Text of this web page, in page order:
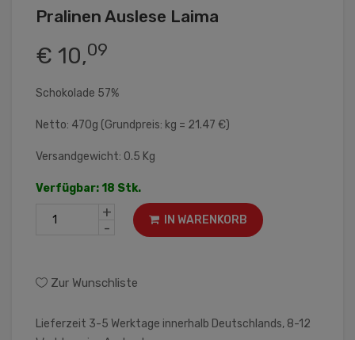
Pralinen Auslese Laima
€ 10,09
Schokolade 57%
Netto: 470g (Grundpreis: kg = 21.47 €)
Versandgewicht: 0.5 Kg
Verfügbar: 18 Stk.
+
-
IN WARENKORB
Zur Wunschliste
Lieferzeit 3-5 Werktage innerhalb Deutschlands, 8-12